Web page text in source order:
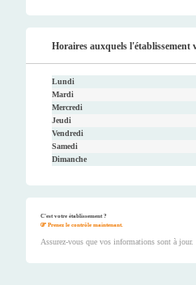
Horaires auxquels l'établissement
Lundi
Mardi
Mercredi
Jeudi
Vendredi
Samedi
Dimanche
C'est votre établissement ?
Prenez le contrôle maintenant.
Assurez-vous que vos informations sont à jour.